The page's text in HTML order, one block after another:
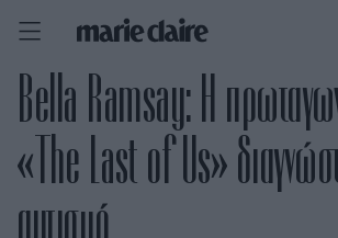
Bella Ramsay: Η
«The Last of Us»
αυτισμό